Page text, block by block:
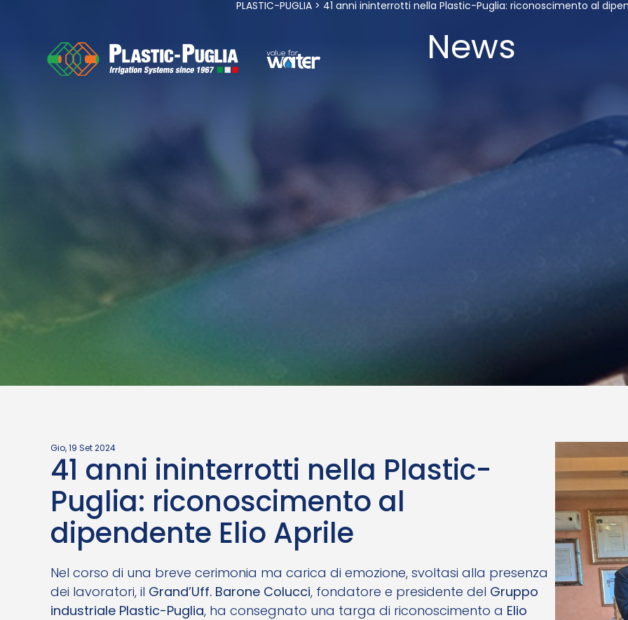
PLASTIC-PUGLIA> 41 anni ininterrotti nella Plastic-Puglia: riconoscimento al
News
Gio, 19 Set 2024
41 anni ininterrotti nella Plastic-
Puglia: riconoscimento al
dipendente Elio Aprile
Nel corso di una breve cerimonia ma carica di emozione, svoltasi alla presenza
dei lavoratori, il Grand’Uff. Barone Colucci, fondatore e presidente del Gruppo
industriale Plastic-Puglia, ha consegnato una targa di riconoscimento a Elio